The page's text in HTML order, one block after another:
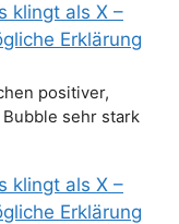
klingt als X –
Erklärung
positiver,
sehr stark
klingt als X –
Erklärung